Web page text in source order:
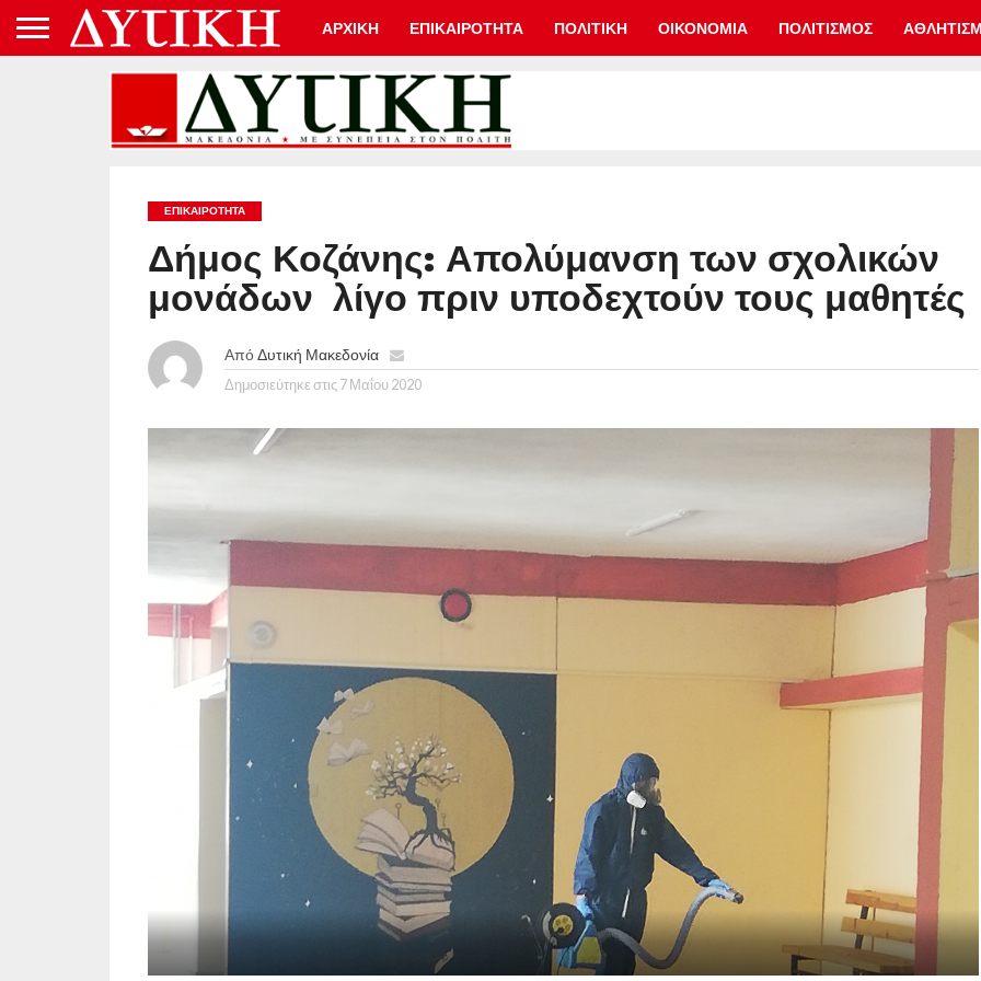
ΑΡΧΙΚΗ ΕΠΙΚΑΙΡΟΤΗΤΑ ΠΟΛΙΤΙΚΗ ΟΙΚΟΝΟΜΙΑ ΠΟΛΙΤΙΣΜΟΣ
ΕΠΙΚΑΙΡΟΤΗΤΑ
Δήμος Κοζάνης: Απολύμανση των σχολικών
μονάδων λίγο πριν υποδεχτούν τους μαθητές
ΑπόΔυτική Μακεδονία
Δημοσιεύτηκε στις 7 Μαΐου 2020